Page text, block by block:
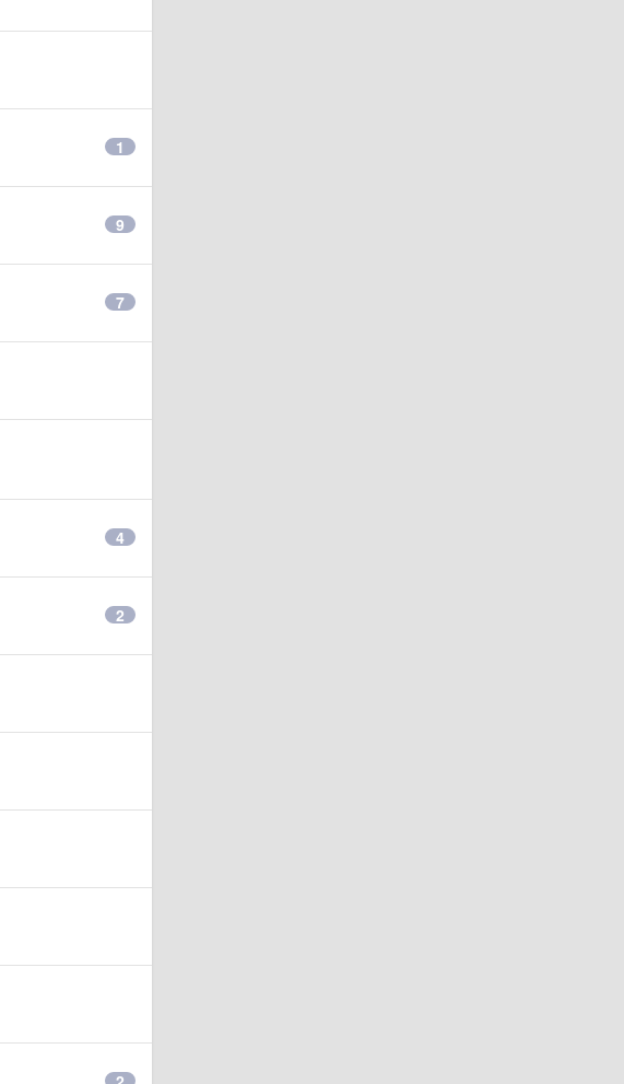
1
9
7
4
2